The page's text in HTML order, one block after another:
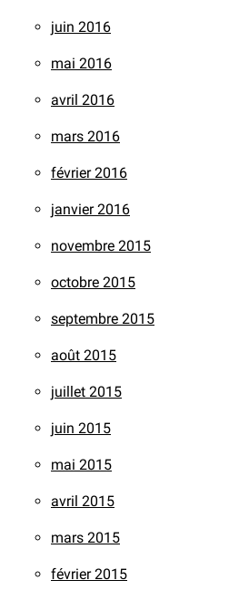
juin 2016
mai 2016
avril 2016
mars 2016
février 2016
janvier 2016
novembre 2015
octobre 2015
septembre 2015
août 2015
juillet 2015
juin 2015
mai 2015
avril 2015
mars 2015
février 2015